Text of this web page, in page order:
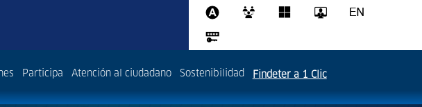
Participa Atención al ciudadano Sostenibilidad Findeter a 1 Clic